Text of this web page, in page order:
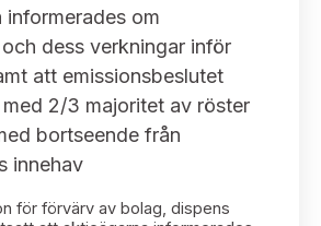
konsultation
efter publiceringsdatum
reglerade marknader och vissa
informerades om
dess verkningar inför
att emissionsbeslutet
2/3 majoritet av röster
bortseende från
innehav
för förvärv av bolag, dispens